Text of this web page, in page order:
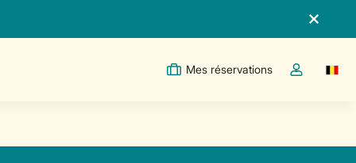
Mes réservations
Toggle the